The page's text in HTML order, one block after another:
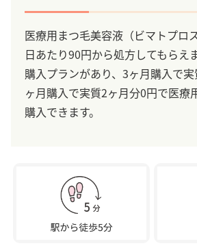
医療用まつ毛美容液（ビマトプロ
日あたり90円から処方してもらえ
購入プランがあり、3ヶ月購入で
ヶ月購入で実質2ヶ月分0円で医療
購入できます。